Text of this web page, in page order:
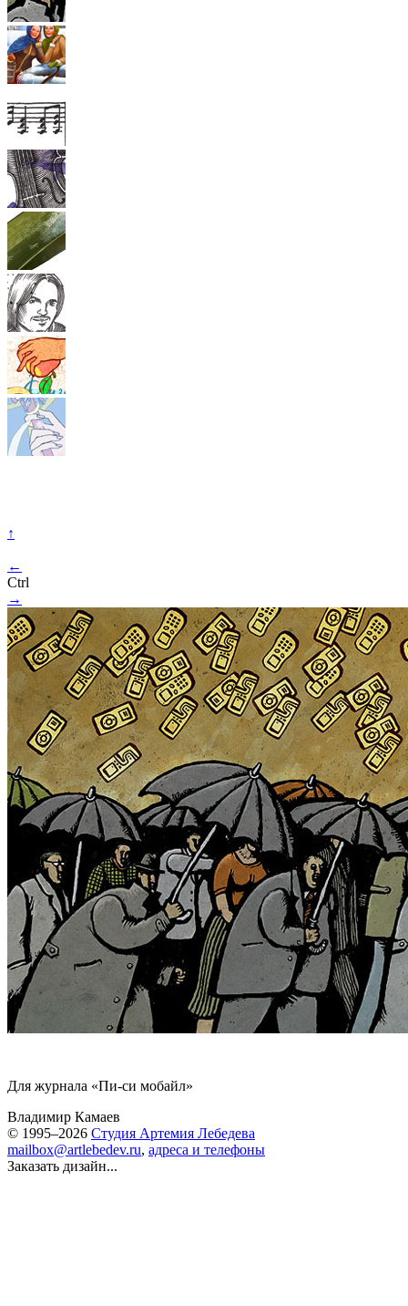
↑
←
Ctrl
→
Для журнала «Пи-си мобайл»
Владимир Камаев
© 1995–2026 Студия Артемия Лебедева
mailbox@artlebedev.ru, адреса и телефоны
Заказать дизайн...